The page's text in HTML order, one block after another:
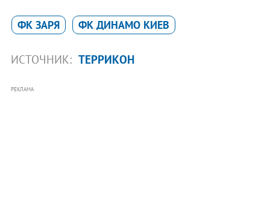
ФК ЗАРЯ ФК ДИНАМО КИЕВ
ИСТОЧНИК: ТЕРРИКОН
РЕКЛАМА